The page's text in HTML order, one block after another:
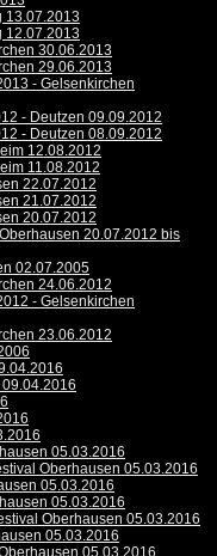
13.07.2013
12.07.2013
30.06.2013
29.06.2013
- Gelsenkirchen
- Deutzen 09.09.2012
- Deutzen 08.09.2012
12.08.2012
11.08.2012
22.07.2012
21.07.2012
20.07.2012
20.07.2012 bis
02.07.2005
24.06.2012
- Gelsenkirchen
23.06.2012
05.03.2016
Oberhausen 05.03.2016
05.03.2016
05.03.2016
Oberhausen 05.03.2016
05.03.2016